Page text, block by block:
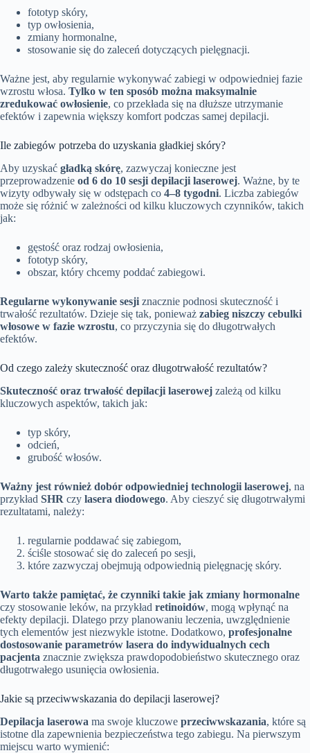
fototyp skóry,
typ owłosienia,
zmiany hormonalne,
stosowanie się do zaleceń dotyczących pielęgnacji.
Ważne jest, aby regularnie wykonywać zabiegi w odpowiedniej fazie
wzrostu włosa. Tylko w ten sposób można maksymalnie
zredukować owłosienie, co przekłada się na dłuższe utrzymanie
efektów i zapewnia większy komfort podczas samej depilacji.
Ile zabiegów potrzeba do uzyskania gładkiej skóry?
Aby uzyskać gładką skórę, zazwyczaj konieczne jest
przeprowadzenie od 6 do 10 sesji depilacji laserowej. Ważne, by te
wizyty odbywały się w odstępach co 4–8 tygodni. Liczba zabiegów
może się różnić w zależności od kilku kluczowych czynników, takich
jak:
gęstość oraz rodzaj owłosienia,
fototyp skóry,
obszar, który chcemy poddać zabiegowi.
Regularne wykonywanie sesji znacznie podnosi skuteczność i
trwałość rezultatów. Dzieje się tak, ponieważ zabieg niszczy cebulki
włosowe w fazie wzrostu, co przyczynia się do długotrwałych
efektów.
Od czego zależy skuteczność oraz długotrwałość rezultatów?
Skuteczność oraz trwałość depilacji laserowej zależą od kilku
kluczowych aspektów, takich jak:
typ skóry,
odcień,
grubość włosów.
Ważny jest również dobór odpowiedniej technologii laserowej, na
przykład SHR czy lasera diodowego. Aby cieszyć się długotrwałymi
rezultatami, należy:
regularnie poddawać się zabiegom,
ściśle stosować się do zaleceń po sesji,
które zazwyczaj obejmują odpowiednią pielęgnację skóry.
Warto także pamiętać, że czynniki takie jak zmiany hormonalne
czy stosowanie leków, na przykład retinoidów, mogą wpłynąć na
efekty depilacji. Dlatego przy planowaniu leczenia, uwzględnienie
tych elementów jest niezwykle istotne. Dodatkowo, profesjonalne
dostosowanie parametrów lasera do indywidualnych cech
pacjenta znacznie zwiększa prawdopodobieństwo skutecznego oraz
długotrwałego usunięcia owłosienia.
Jakie są przeciwwskazania do depilacji laserowej?
Depilacja laserowa ma swoje kluczowe przeciwwskazania, które są
istotne dla zapewnienia bezpieczeństwa tego zabiegu. Na pierwszym
miejscu warto wymienić: